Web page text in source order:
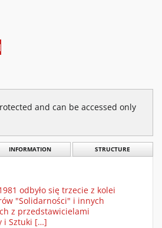
and can be accessed only
INFORMATION STRUCTURE
odbyło się trzecie z kolei
"Solidarności" i innych
z przedstawicielami
i Sztuki […]